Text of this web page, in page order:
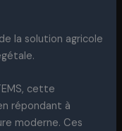
la solution agricole
cette
répondant à
moderne. Ces